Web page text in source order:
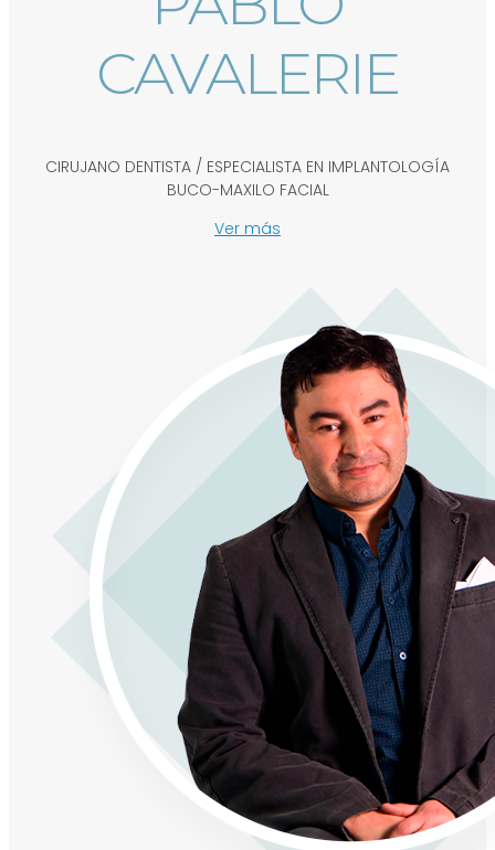
CAVALERIE
CIRUJANO DENTISTA / ESPECIALISTA EN IMPLANTOLOGÍA
BUCO-MAXILO FACIAL
Ver más